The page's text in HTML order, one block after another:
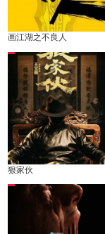
画江湖之不良人
狠家伙